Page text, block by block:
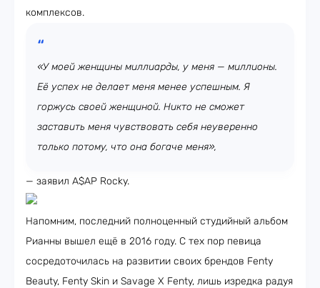
комплексов.
«У моей женщины миллиарды, у меня — миллионы.
Её успех не делает меня менее успешным. Я
горжусь своей женщиной. Никто не сможет
заставить меня чувствовать себя неуверенно
только потому, что она богаче меня»,
— заявил A$AP Rocky.
Напомним, последний полноценный студийный альбом
Рианны вышел ещё в 2016 году. С тех пор певица
сосредоточилась на развитии своих брендов Fenty
Beauty, Fenty Skin и Savage X Fenty, лишь изредка радуя